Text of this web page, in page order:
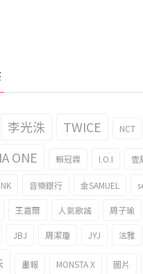
李光洙 TWICE NCT
ONE 賴冠霖 I.O.I 壹
音樂銀行 金SAMUEL
王嘉爾 人氣歌謠 周子瑜
JBJ 周潔瓊 JYJ 泫雅
畫報 MONSTA X 圖片